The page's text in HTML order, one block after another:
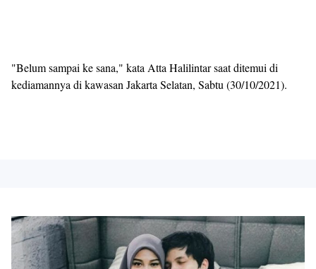
"Belum sampai ke sana," kata Atta Halilintar saat ditemui di
kediamannya di kawasan Jakarta Selatan, Sabtu (30/10/2021).